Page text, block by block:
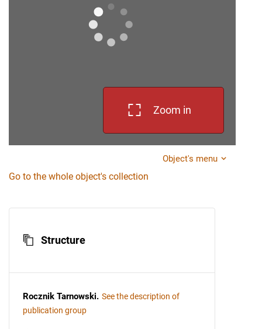
Zoom in
Object's menu
Go to the whole object's collection
Structure
Rocznik Tarnowski. See the description of
publication group